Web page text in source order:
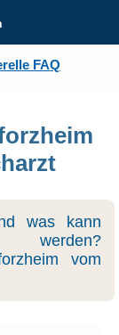
FAQ
was kann
vom